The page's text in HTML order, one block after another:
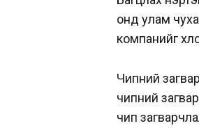
онд улам
компанийг
Чипний
чипний
чип